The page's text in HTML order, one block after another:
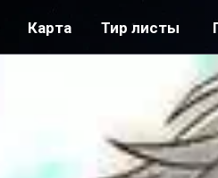
Карта Тир листы